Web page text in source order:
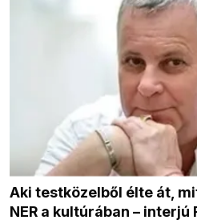
Aki testközelből élte át,
NER a kultúrában –